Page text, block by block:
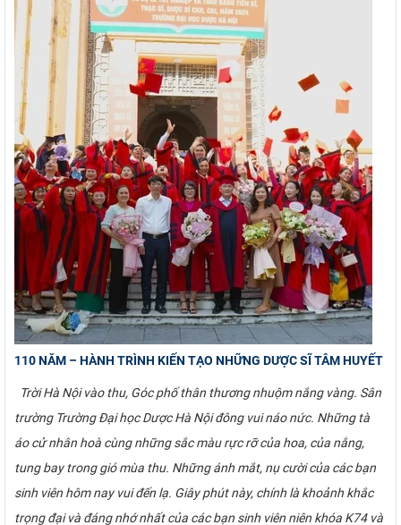
110 NĂM – HÀNH TRÌNH KIẾN TẠO NHỮNG DƯỢC SĨ TÂM HUYẾT
Trời Hà Nội vào thu, Góc phố thân thương nhuộm nắng vàng. Sân
trường Trường Đại học Dược Hà Nội đông vui náo nức. Những tà
áo cử nhân hoà cùng những sắc màu rực rỡ của hoa, của nắng,
tung bay trong gió mùa thu. Những ánh mắt, nụ cười của các bạn
sinh viên hôm nay vui đến lạ. Giây phút này, chính là khoảnh khắc
trọng đại và đáng nhớ nhất của các bạn sinh viên niên khóa K74 và